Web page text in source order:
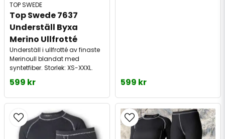
TOP SWEDE
Top Swede 7637
Underställ Byxa
Merino Ullfrotté
Underställ i ullfrotté av finaste
Merinoull blandat med
syntetfiber. Storlek: XS-XXXL.
599 kr 599 kr